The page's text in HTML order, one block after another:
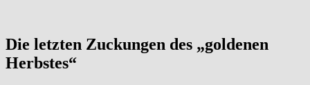
Die letzten Zuckungen des „goldenen
Herbstes“